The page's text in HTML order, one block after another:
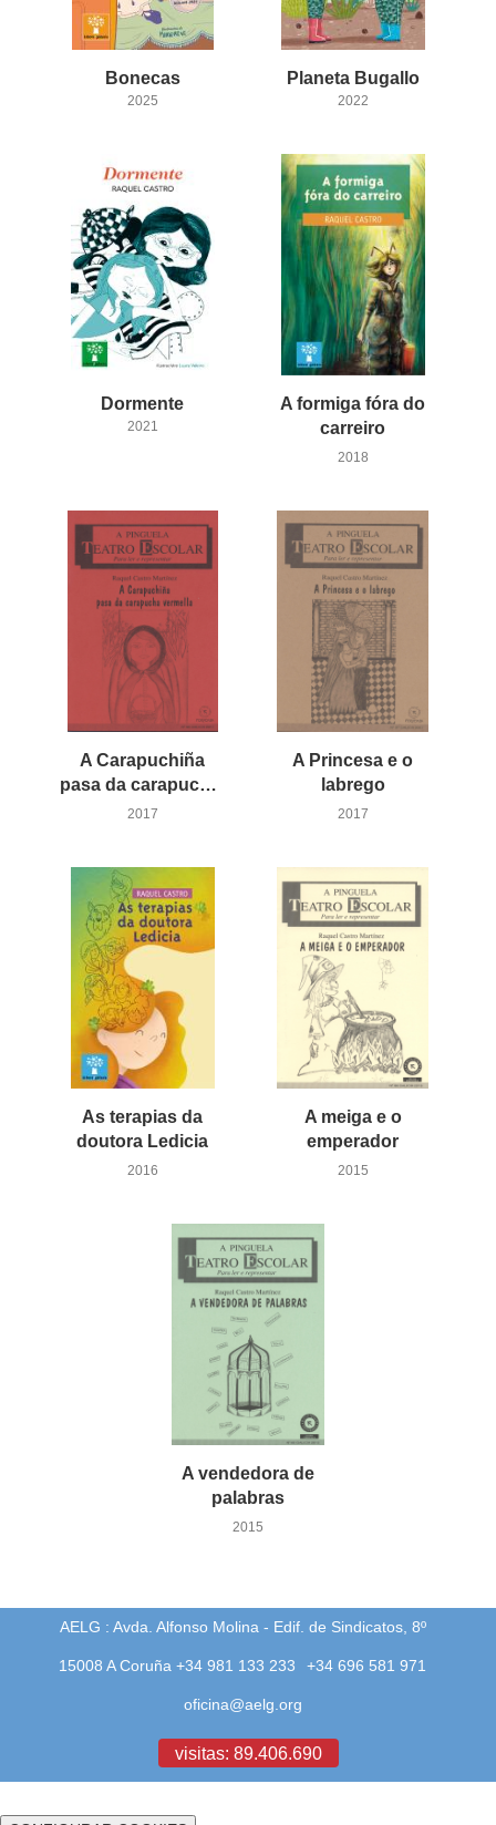
Bonecas
2025
Planeta Bugallo
2022
Dormente
2021
A formiga fóra do
carreiro
2018
A Carapuchiña
pasa da carapucha vermella
2017
A Princesa e o
labrego
2017
As terapias da
doutora Ledicia
2016
A meiga e o
emperador
2015
A vendedora de
palabras
2015
AELG : Avda. Alfonso Molina - Edif. de Sindicatos, 8º
15008 A Coruña +34 981 133 233 +34 696 581 971
oficina@aelg.org
visitas: 89.406.690